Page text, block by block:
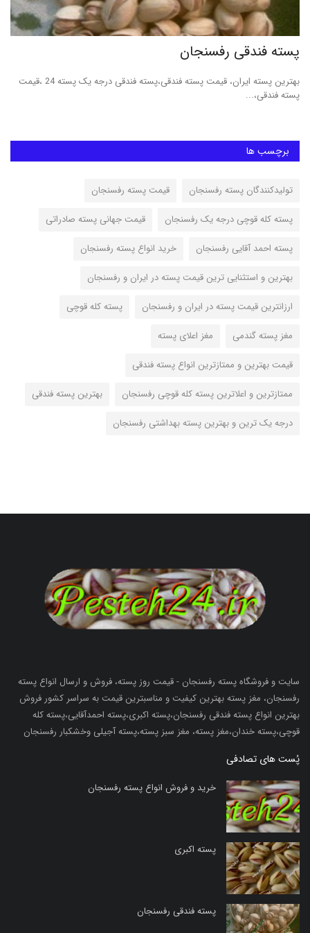
پسته فندقی رفسنجان
بهترین پسته ایران، قیمت پسته فندقی،پسته فندقی درجه یک پسته 24 ،قیمت
پسته فندقی،...
برچسب ها
تولیدکنندگان پسته رفسنجان
قیمت پسته رفسنجان
پسته کله قوچی درجه یک رفسنجان
قیمت جهانی پسته صادراتی
پسته احمد آقایی رفسنجان
خرید انواع پسته رفسنجان
بهترین و استثنایی ترین قیمت پسته در ایران و رفسنجان
ارزانترین قیمت پسته در ایران و رفسنجان
پسته کله قوچی
مغز پسته گندمی
مغز اعلای پسته
قیمت بهترین و ممتازترین انواع پسته فندقی
ممتازترین و اعلاترین پسته کله قوچی رفسنجان
بهترین پسته فندقی
درجه یک ترین و بهترین پسته بهداشتی رفسنجان
سایت و فروشگاه پسته رفسنجان - قیمت روز پسته، فروش و ارسال انواع پسته
رفسنجان، مغز پسته بهترین کیفیت و مناسبترین قیمت به سراسر کشور فروش
بهترین انواع پسته فندقی رفسنجان،پسته اکبری،پسته احمدآقایی،پسته کله
قوچی،پسته خندان،مغز پسته، مغز سبز پسته،پسته آجیلی وخشکبار رفسنجان
پُست های تصادفی
خرید و فروش انواع پسته رفسنجان
پسته اکبری
پسته فندقی رفسنجان